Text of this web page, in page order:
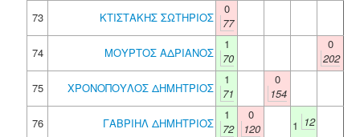
73
ΚΤΙΣΤΑΚΗΣ ΣΩΤΗΡΙΟΣ
0
77
74
ΜΟΥΡΤΟΣ ΑΔΡΙΑΝΟΣ
1
70
0
202
75
ΧΡΟΝΟΠΟΥΛΟΣ ΔΗΜΗΤΡΙΟΣ
1
71
0
154
76
ΓΑΒΡΙΗΛ ΔΗΜΗΤΡΙΟΣ
1
72
0
120
1 12